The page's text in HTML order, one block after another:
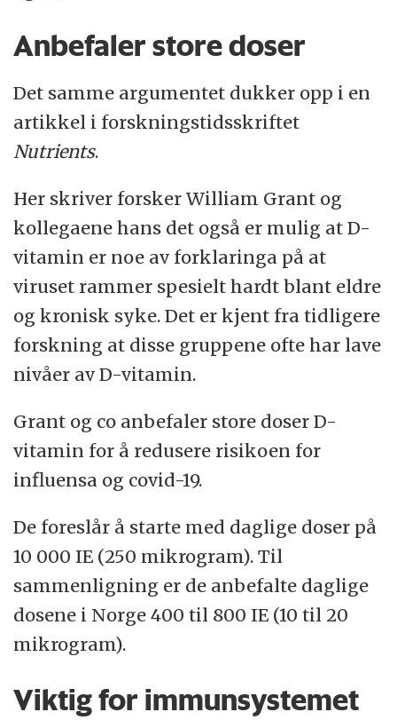
Anbefaler store doser
Det samme argumentet dukker opp i en
artikkel i forskningstidsskriftet
Nutrients.
Her skriver forsker William Grant og
kollegaene hans det også er mulig at D-
vitamin er noe av forklaringa på at
viruset rammer spesielt hardt blant eldre
og kronisk syke. Det er kjent fra tidligere
forskning at disse gruppene ofte har lave
nivåer av D-vitamin.
Grant og co anbefaler store doser D-
vitamin for å redusere risikoen for
influensa og covid-19.
De foreslår å starte med daglige doser på
10 000 IE (250 mikrogram). Til
sammenligning er de anbefalte daglige
dosene i Norge 400 til 800 IE (10 til 20
mikrogram).
Viktig for immunsystemet